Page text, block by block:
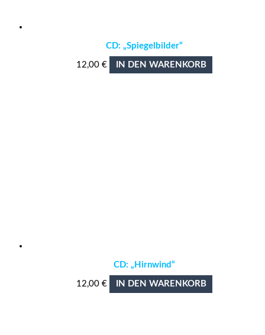
CD: „Spiegelbilder“
12,00 € IN DEN WARENKORB
CD: „Hirnwind“
12,00 € IN DEN WARENKORB